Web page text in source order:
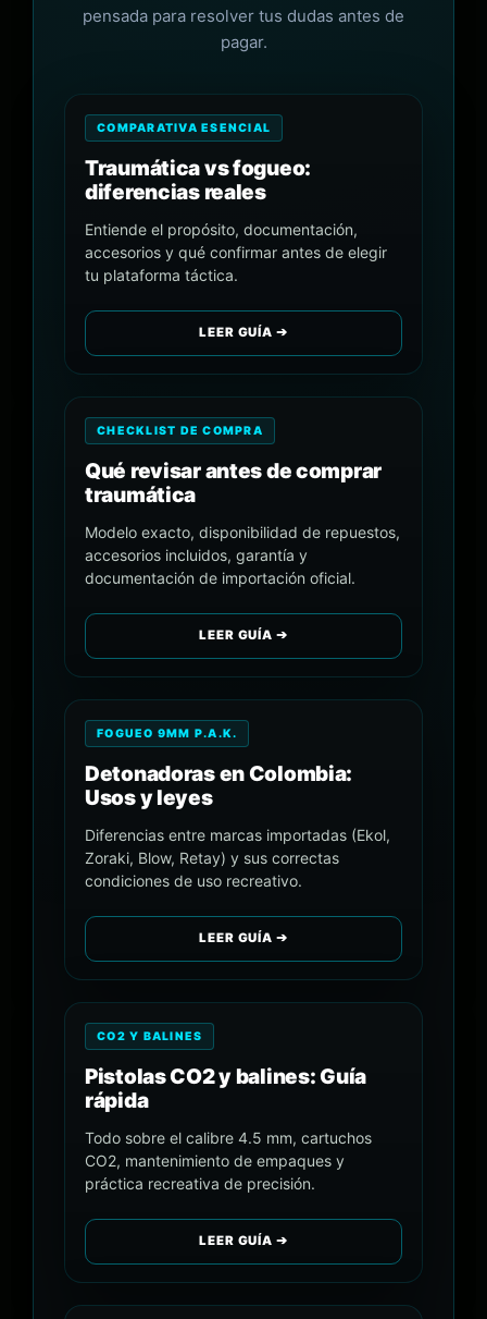
pensada para resolver tus dudas antes de
pagar.
COMPARATIVA ESENCIAL
Traumática vs fogueo:
diferencias reales
Entiende el propósito, documentación,
accesorios y qué confirmar antes de elegir
tu plataforma táctica.
LEER GUÍA ➔
CHECKLIST DE COMPRA
Qué revisar antes de comprar
traumática
Modelo exacto, disponibilidad de repuestos,
accesorios incluidos, garantía y
documentación de importación oficial.
LEER GUÍA ➔
FOGUEO 9MM P.A.K.
Detonadoras en Colombia:
Usos y leyes
Diferencias entre marcas importadas (Ekol,
Zoraki, Blow, Retay) y sus correctas
condiciones de uso recreativo.
LEER GUÍA ➔
CO2 Y BALINES
Pistolas CO2 y balines: Guía
rápida
Todo sobre el calibre 4.5 mm, cartuchos
CO2, mantenimiento de empaques y
práctica recreativa de precisión.
LEER GUÍA ➔